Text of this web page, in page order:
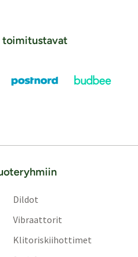
toimitustavat
Dildot
Vibraattorit
Klitoriskiihottimet